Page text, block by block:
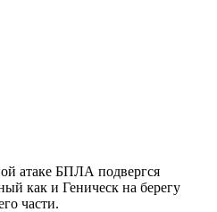
атаке БПЛА подвергся
как и Геническ на берегу
части.